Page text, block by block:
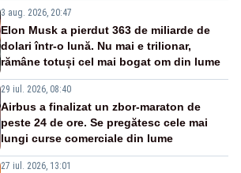
3 aug. 2026, 20:47
Elon Musk a pierdut 363 de miliarde de
dolari într-o lună. Nu mai e trilionar,
rămâne totuși cel mai bogat om din lume
29 iul. 2026, 08:40
Airbus a finalizat un zbor-maraton de
peste 24 de ore. Se pregătesc cele mai
lungi curse comerciale din lume
27 iul. 2026, 13:01